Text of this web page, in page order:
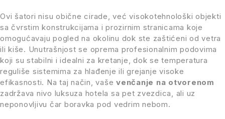
Ovi šatori nisu obične cirade, već visokotehnološki objekti
sa čvrstim konstrukcijama i prozirnim stranicama koje
omogućavaju pogled na okolinu dok ste zaštićeni od vetra
ili kiše. Unutrašnjost se oprema profesionalnim podovima
koji su stabilni i idealni za kretanje, dok se temperatura
reguliše sistemima za hlađenje ili grejanje visoke
efikasnosti. Na taj način, vaše venčanje na otvorenom
zadržava nivo luksuza hotela sa pet zvezdica, ali uz
neponovljivu čar boravka pod vedrim nebom.